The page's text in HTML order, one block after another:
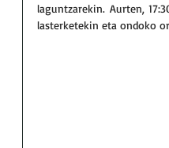
laguntzarekin. Aurten,
lasterketekin eta ondoko